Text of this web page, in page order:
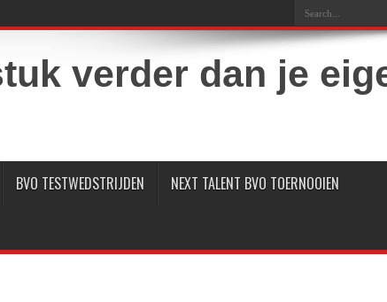
BVO TESTWEDSTRIJDEN NEXT TALENT BVO TOERNOOIEN